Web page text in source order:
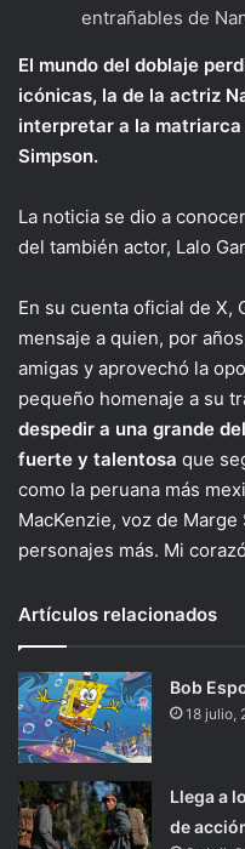
entrañables de
El mundo del doblaje
icónicas, la de la actriz
interpretar a la
Simpson.
La noticia se dio a
del también actor, Lalo
En su cuenta oficial de X,
mensaje a quien, por
amigas y aprovechó la
pequeño homenaje a su
despedir a una grande
fuerte y talentosa que
como la peruana más
MacKenzie, voz de
personajes más. Mi
Artículos relacionados
Bob
18 julio,
Llega a
de